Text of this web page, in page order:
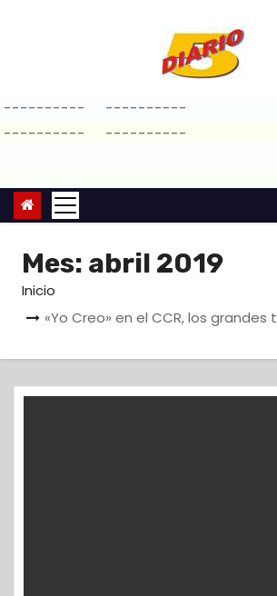
a
r
l
----------
----------
----------
----------
Mes: abril 2019
Inicio
«Yo Creo» en el CCR, los